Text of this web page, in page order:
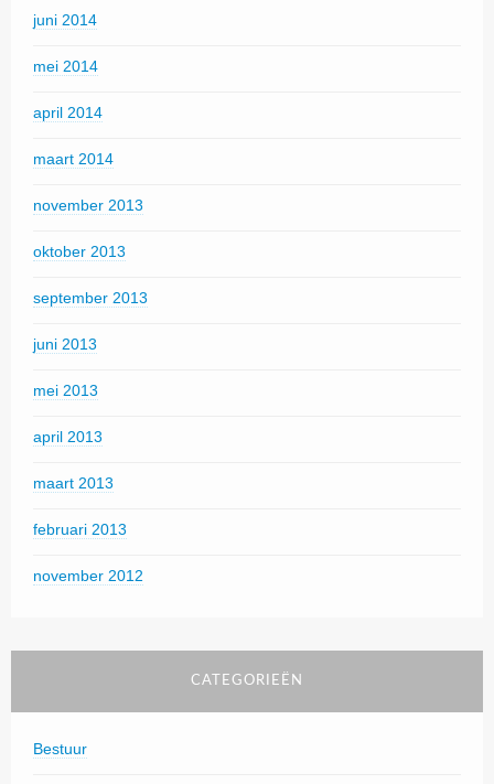
juni 2014
mei 2014
april 2014
maart 2014
november 2013
oktober 2013
september 2013
juni 2013
mei 2013
april 2013
maart 2013
februari 2013
november 2012
CATEGORIEËN
Bestuur